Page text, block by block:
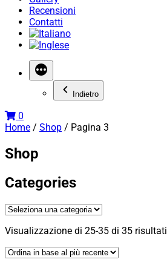
Recensioni
Contatti
Indietro
0
Home / Shop / Pagina 3
Shop
Categories
Visualizzazione di 25-35 di 35 risultati